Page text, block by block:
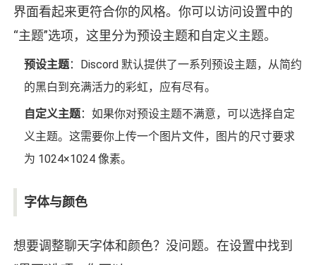
界面看起来更符合你的风格。你可以访问设置中的
“主题”选项，这里分为预设主题和自定义主题。
预设主题：Discord 默认提供了一系列预设主题，从简约
的黑白到充满活力的彩虹，应有尽有。
自定义主题：如果你对预设主题不满意，可以选择自定
义主题。这需要你上传一个图片文件，图片的尺寸要求
为 1024×1024 像素。
字体与颜色
想要调整聊天字体和颜色？没问题。在设置中找到